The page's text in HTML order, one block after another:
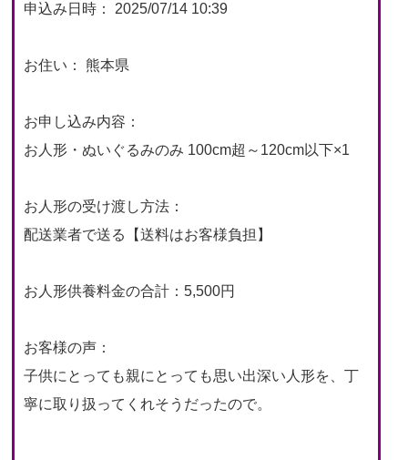
申込み日時： 2025/07/14 10:39
お住い： 熊本県
お申し込み内容：
お人形・ぬいぐるみのみ 100cm超～120cm以下×1
お人形の受け渡し方法：
配送業者で送る【送料はお客様負担】
お人形供養料金の合計：5,500円
お客様の声：
子供にとっても親にとっても思い出深い人形を、丁
寧に取り扱ってくれそうだったので。